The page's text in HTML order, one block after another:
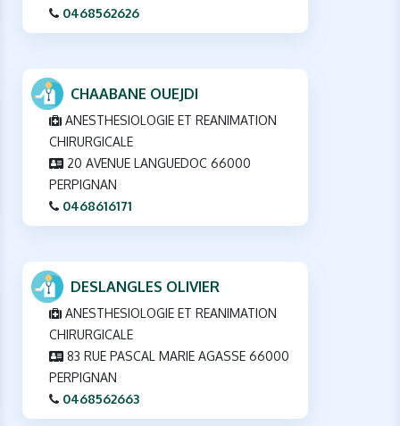
0468562626
CHAABANE OUEJDI
ANESTHESIOLOGIE ET REANIMATION
CHIRURGICALE
20 AVENUE LANGUEDOC 66000
PERPIGNAN
0468616171
DESLANGLES OLIVIER
ANESTHESIOLOGIE ET REANIMATION
CHIRURGICALE
83 RUE PASCAL MARIE AGASSE 66000
PERPIGNAN
0468562663